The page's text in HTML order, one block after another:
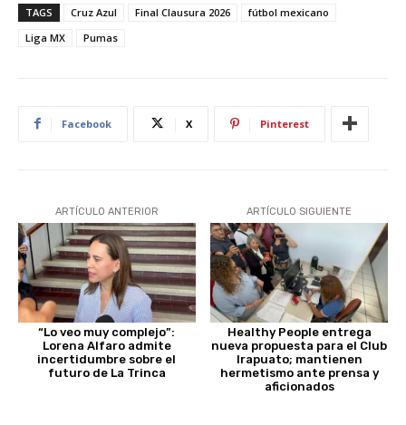
TAGS Cruz Azul Final Clausura 2026
fútbol mexicano
Liga MX
Pumas
Facebook X Pinterest
ARTÍCULO ANTERIOR
“Lo veo muy complejo”:
Lorena Alfaro admite
incertidumbre sobre el
futuro de La Trinca
ARTÍCULO SIGUIENTE
Healthy People entrega
nueva propuesta para el Club
Irapuato; mantienen
hermetismo ante prensa y
aficionados